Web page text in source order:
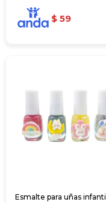
$ 59
Esmalte para uñas infantil